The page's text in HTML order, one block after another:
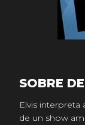
SOBRE
Elvis interpreta
de un show